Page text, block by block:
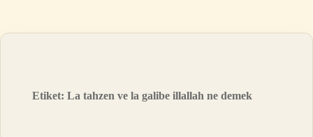
Etiket:La tahzen ve la galibe illallah ne demek